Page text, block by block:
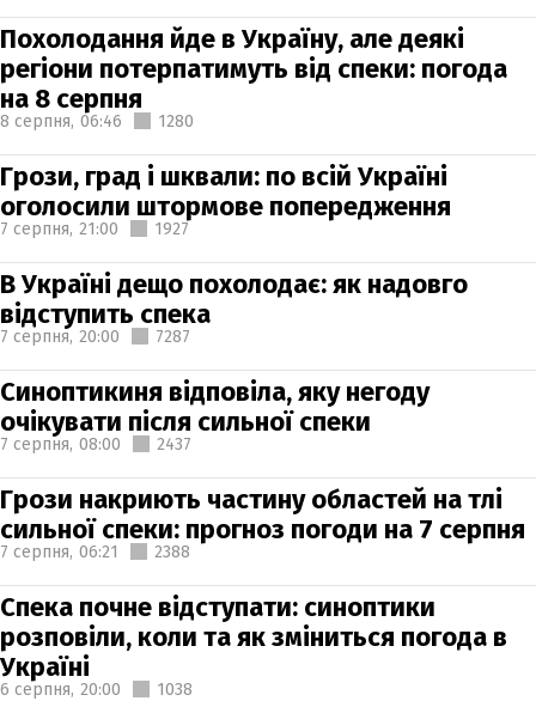
Похолодання йде в Україну, але деякі
регіони потерпатимуть від спеки: погода
на 8 серпня
8 серпня, 06:46 1280
Грози, град і шквали: по всій Україні
оголосили штормове попередження
7 серпня, 21:00 1927
В Україні дещо похолодає: як надовго
відступить спека
7 серпня, 20:00 7287
Синоптикиня відповіла, яку негоду
очікувати після сильної спеки
7 серпня, 08:00 2437
Грози накриють частину областей на тлі
сильної спеки: прогноз погоди на 7 серпня
7 серпня, 06:21 2388
Спека почне відступати: синоптики
розповіли, коли та як зміниться погода в
Україні
6 серпня, 20:00 1038